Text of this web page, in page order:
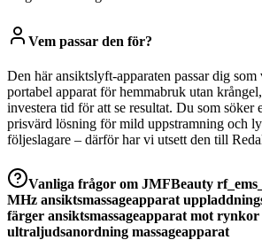
Vem passar den för?
Den här ansiktslyft-apparaten passar dig
portabel apparat för hemmabruk utan
investera tid för att se resultat. Du som söker
prisvärd lösning för mild uppstramning och
följeslagare – därför har vi utsett den till
Vanliga frågor om JMFBeauty
MHz ansiktsmassageapparat
färger ansiktsmassageapparat mot rynkor
ultraljudsanordning massageapparat